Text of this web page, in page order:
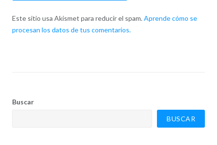
Este sitio usa Akismet para reducir el spam. Aprende cómo se
procesan los datos de tus comentarios.
Buscar
BUSCAR